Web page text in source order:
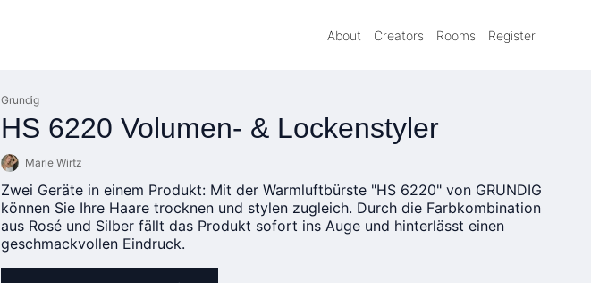
About Creators Rooms Register
Grundig
HS 6220 Volumen- & Lockenstyler
Marie Wirtz
Zwei Geräte in einem Produkt: Mit der Warmluftbürste "HS 6220" von GRUNDIG
können Sie Ihre Haare trocknen und stylen zugleich. Durch die Farbkombination
aus Rosé und Silber fällt das Produkt sofort ins Auge und hinterlässt einen
geschmackvollen Eindruck.